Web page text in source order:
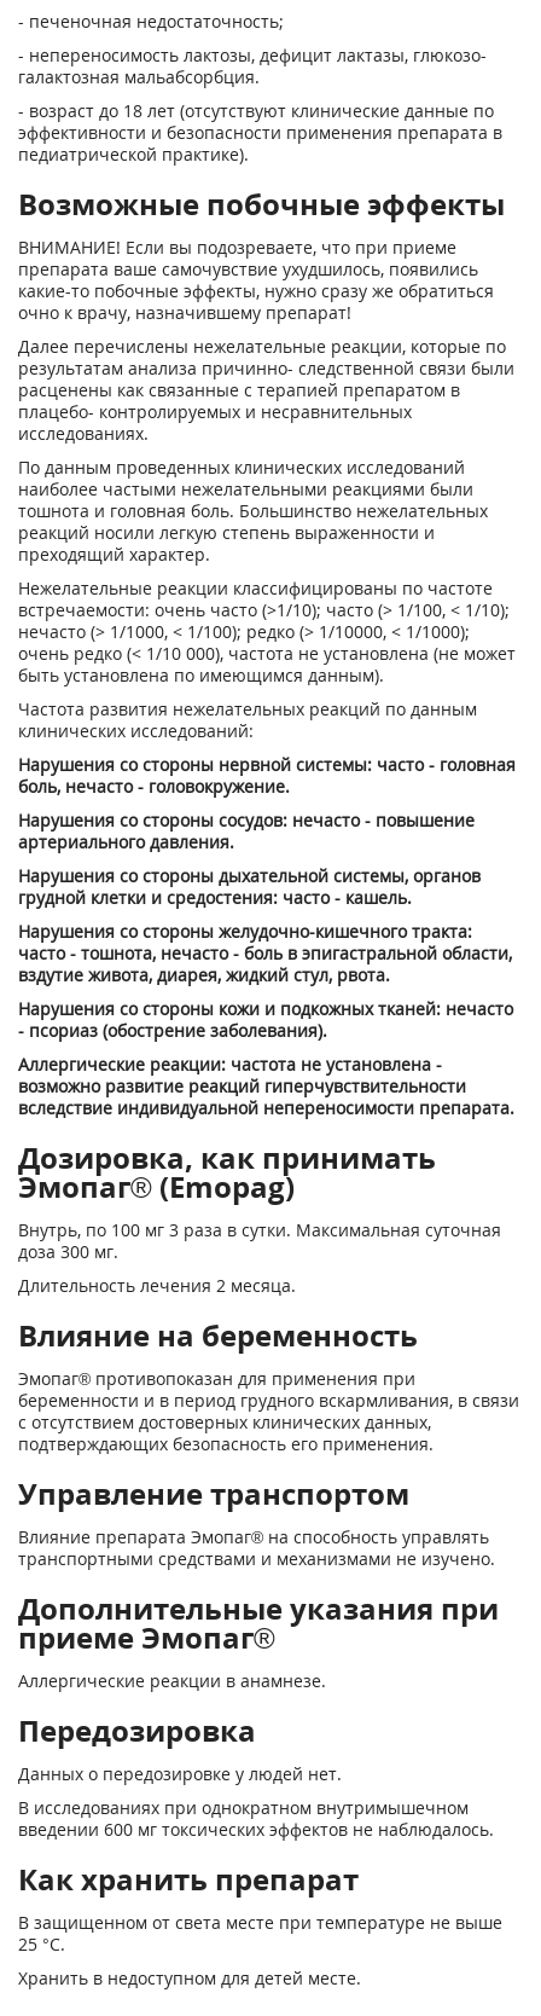
- печеночная недостаточность;
- непереносимость лактозы, дефицит лактазы, глюкозо-
галактозная мальабсорбция.
- возраст до 18 лет (отсутствуют клинические данные по
эффективности и безопасности применения препарата в
педиатрической практике).
Возможные побочные эффекты
ВНИМАНИЕ! Если вы подозреваете, что при приеме
препарата ваше самочувствие ухудшилось, появились
какие-то побочные эффекты, нужно сразу же обратиться
очно к врачу, назначившему препарат!
Далее перечислены нежелательные реакции, которые по
результатам анализа причинно- следственной связи были
расценены как связанные с терапией препаратом в
плацебо- контролируемых и несравнительных
исследованиях.
По данным проведенных клинических исследований
наиболее частыми нежелательными реакциями были
тошнота и головная боль. Большинство нежелательных
реакций носили легкую степень выраженности и
преходящий характер.
Нежелательные реакции классифицированы по частоте
встречаемости: очень часто (>1/10); часто (> 1/100, < 1/10);
нечасто (> 1/1000, < 1/100); редко (> 1/10000, < 1/1000);
очень редко (< 1/10 000), частота не установлена (не может
быть установлена по имеющимся данным).
Частота развития нежелательных реакций по данным
клинических исследований:
Нарушения со стороны нервной системы: часто - головная
боль, нечасто - головокружение.
Нарушения со стороны сосудов: нечасто - повышение
артериального давления.
Нарушения со стороны дыхательной системы, органов
грудной клетки и средостения: часто - кашель.
Нарушения со стороны желудочно-кишечного тракта:
часто - тошнота, нечасто - боль в эпигастральной области,
вздутие живота, диарея, жидкий стул, рвота.
Нарушения со стороны кожи и подкожных тканей: нечасто
- псориаз (обострение заболевания).
Аллергические реакции: частота не установлена -
возможно развитие реакций гиперчувствительности
вследствие индивидуальной непереносимости препарата.
Дозировка, как принимать
Эмопаг® (Emopag)
Внутрь, по 100 мг 3 раза в сутки. Максимальная суточная
доза 300 мг.
Длительность лечения 2 месяца.
Влияние на беременность
Эмопаг® противопоказан для применения при
беременности и в период грудного вскармливания, в связи
с отсутствием достоверных клинических данных,
подтверждающих безопасность его применения.
Управление транспортом
Влияние препарата Эмопаг® на способность управлять
транспортными средствами и механизмами не изучено.
Дополнительные указания при
приеме Эмопаг®
Аллергические реакции в анамнезе.
Передозировка
Данных о передозировке у людей нет.
В исследованиях при однократном внутримышечном
введении 600 мг токсических эффектов не наблюдалось.
Как хранить препарат
В защищенном от света месте при температуре не выше
25 °С.
Хранить в недоступном для детей месте.